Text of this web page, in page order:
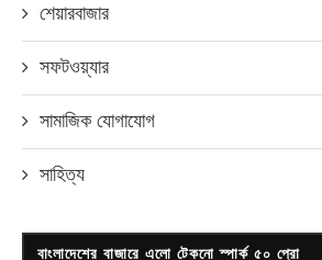
শেয়ারবাজার
সফটওয়্যার
সামাজিক যোগাযোগ
সাহিত্য
বাংলাদেশের বাজারে এলো টেকনো স্পার্ক ৫০ প্রো